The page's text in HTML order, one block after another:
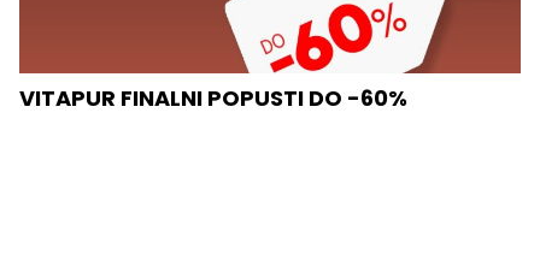
VITAPUR FINALNI POPUSTI DO -60%